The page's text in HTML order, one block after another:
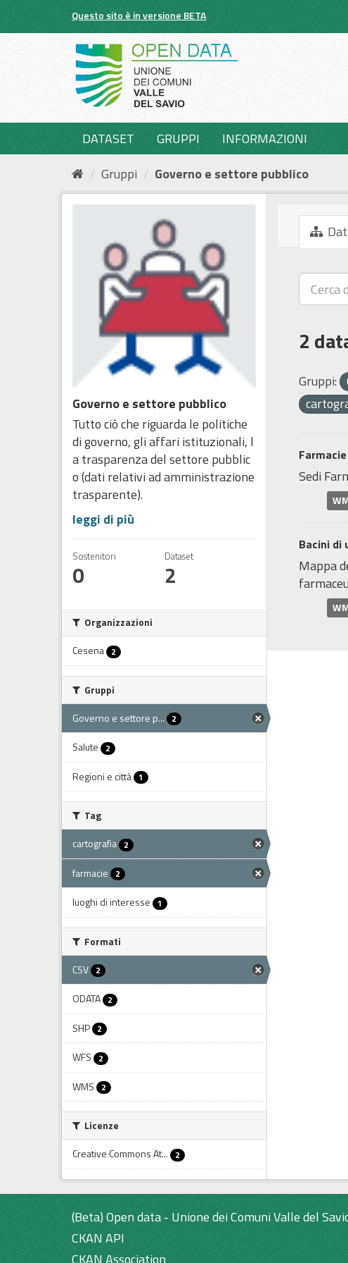
Questo sito è in versione BETA
DATASET GRUPPI
INFORMAZIONI
Gruppi
Governo e settore pubblico
Governo e settore pubblico
Tutto ciò che riguarda le politiche
di governo, gli affari istituzionali, l
a trasparenza del settore pubblic
o (dati relativi ad amministrazione
trasparente).
leggi di più
Sostenitori
0
Dataset
2
Organizzazioni
Cesena 2
Gruppi
Governo e settore p...
2
Salute 2
Regioni e città 1
Tag
cartografia 2
farmacie 2
luoghi di interesse 1
Formati
CSV 2
ODATA 2
SHP 2
WFS 2
WMS 2
Licenze
Creative Commons At...
2
2
Gruppi:
Sedi
Bacini di
Mappa
(Beta) Open data - Unione dei Comuni Valle del
CKAN API
CKAN Association